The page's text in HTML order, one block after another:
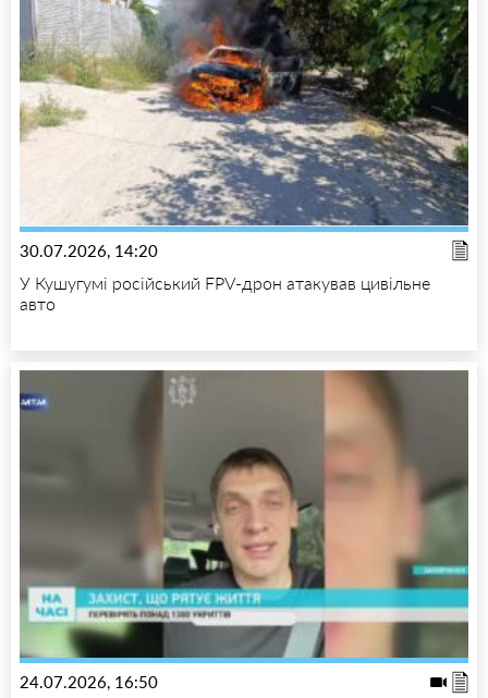
30.07.2026, 14:20
У Кушугумі російський FPV-дрон атакував цивільне
авто
24.07.2026, 16:50